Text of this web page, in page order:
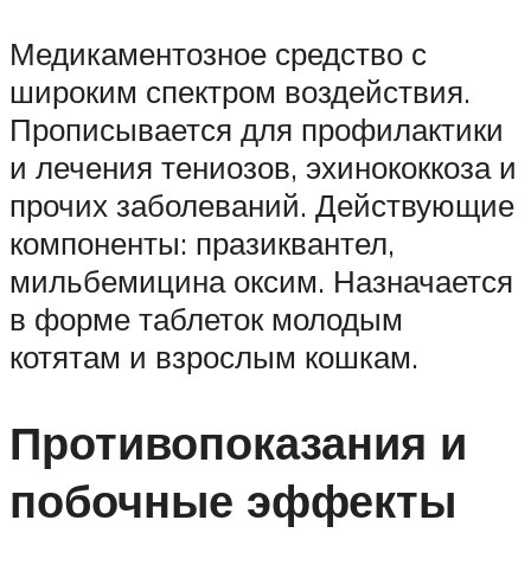
Медикаментозное средство с
широким спектром воздействия.
Прописывается для профилактики
и лечения тениозов, эхинококкоза и
прочих заболеваний. Действующие
компоненты: празиквантел,
мильбемицина оксим. Назначается
в форме таблеток молодым
котятам и взрослым кошкам.
Противопоказания и
побочные эффекты